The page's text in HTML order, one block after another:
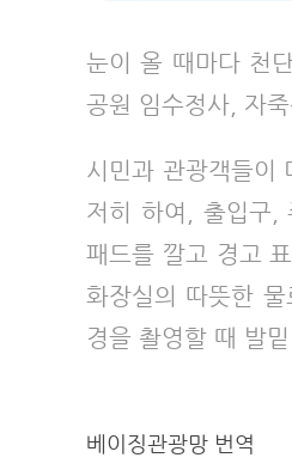
눈이 올 때마다 천
공원 임수정사, 자
시민과 관광객들이
저히 하여, 출입구,
패드를 깔고 경고
화장실의 따뜻한
경을 촬영할 때 발
베이징관광망 번역